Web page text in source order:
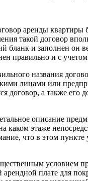
аренды
такой договор
бланк и заполнен он
правильно и с
названия
лицами или
договор, а также
описание
каком этаже
что в этом пункте
условием
плате для